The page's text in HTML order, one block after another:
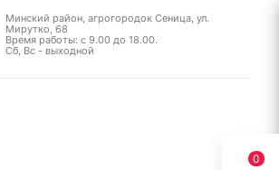
Минский район, агрогородок Сеница, ул.
Мирутко, 68
Время работы: с 9.00 до 18.00.
Сб, Вс - выходной
0